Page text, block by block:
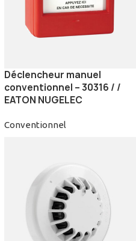
Déclencheur manuel
conventionnel – 30316 / /
EATON NUGELEC
Conventionnel